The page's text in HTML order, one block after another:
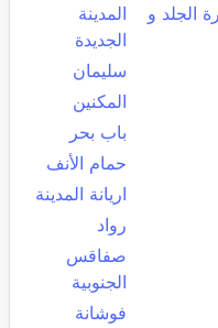
الجلد و
المدينة
الجديدة
سليمان
المكنين
باب بحر
حمام الأنف
اريانة المدينة
رواد
صفاقس
الجنوبية
فوشانة